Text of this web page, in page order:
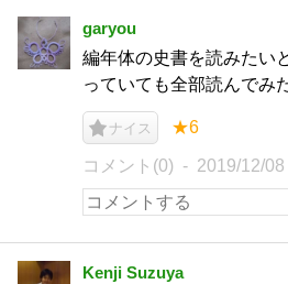
garyou
編年体の史書を読みたい
っていても全部読んでみ
ナイス ★6
コメント(0) 2019/12/08
Kenji Suzuya